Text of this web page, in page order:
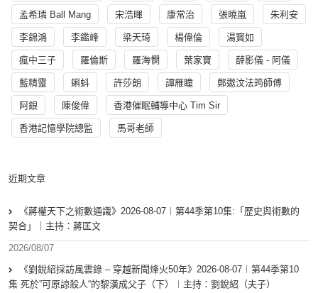
孟希璘 Ball Mang 宋浩暉 康常治 張曉嵐 朱利安
李錦鴻 李鑑峰 梁天琦 楊偉倫 湯寳如
瘋中三子 羅倫斯 羅海憫 葉家寶 薛影儀 - 阿儀
藍精靈 蝌蚪 許莎朗 譚雁瞳 鄭遨汶法筠師傅
阿銀 陳俊偉 香港催眠輔導中心 Tim Sir
香港記憶學院總監 馬哥老師
近期文章
《蔣權天下之術數通識》2026-08-07︱第44季第10集:「歴史與術數的
契合」｜主持：蔣匡文
2026/08/07
《劉銳紹採訪風雲錄 – 穿越新聞烽火50年》2026-08-07︱第44季第10
集 死於”可原諒殺人“的黎漢成父子（下）︱主持：劉銳紹（夫子）